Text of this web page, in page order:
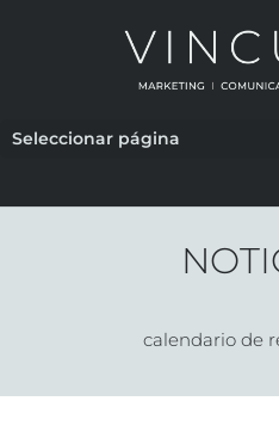
Seleccionar página
calendario de